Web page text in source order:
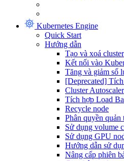
Kubernetes Engine
Quick Start
Hướng dẫn
Tạo và xoá cluster
Kết nối vào
Tăng và giảm số
[Deprecated]
Cluster Autoscaler
Tích hợp Load
Recycle node
Phân quyền
Sử dụng volume
Sử dụng GPU
Hướng dẫn sử
Nâng cấp phiên